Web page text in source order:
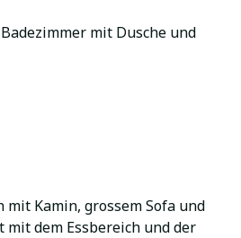
mit Dusche und
Kamin, grossem Sofa und
mit dem Essbereich und der